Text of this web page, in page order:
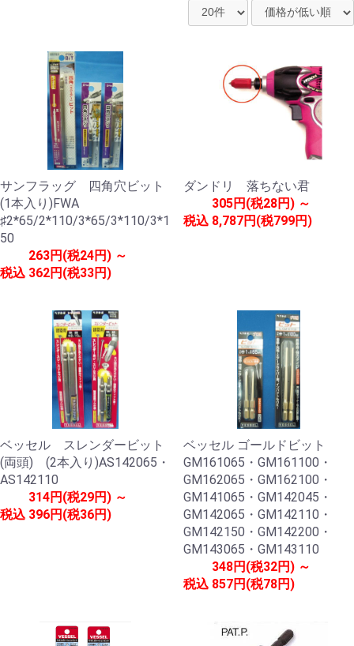
サンフラッグ 四角穴ビット
(1本入り)FWA
♯2*65/2*110/3*65/3*110/3*1
50
税込
263円(税24円) ～
362円(税33円)
ダンドリ 落ちない君
税込
305円(税28円) ～
8,787円(税799円)
ベッセル スレンダービット
(両頭) (2本入り)AS142065・
AS142110
税込
314円(税29円) ～
396円(税36円)
ベッセル ゴールドビット
GM161065・GM161100・
GM162065・GM162100・
GM141065・GM142045・
GM142065・GM142110・
GM142150・GM142200・
GM143065・GM143110
税込
348円(税32円) ～
857円(税78円)